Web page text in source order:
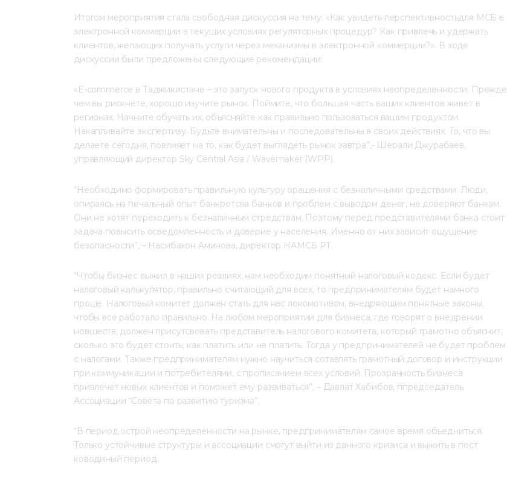
Итогом мероприятия стала свободная дискуссия на тему: «Как увидеть перспективностьдля МСБ в
электронной коммерции в текущих условиях регуляторных процедур? Как привлечь и удержать
клиентов, желающих получать услуги через механизмы в электронной коммерции?». В ходе
дискуссии были предложены следующие рекомендации:
«E-commerce в Таджикистане – это запуск нового продукта в условиях неопределенности. Прежде
чем вы рискнёте, хорошо изучите рынок. Поймите, что большая часть ваших клиентов живёт в
регионах. Начните обучать их, объясняйте как правильно пользоваться вашим продуктом.
Накапливайте экспертизу. Будьте внимательны и последовательны в своих действиях. То, что вы
делаете сегодня, повлияет на то, как будет выглядеть рынок завтра”,- Шерали Джурабаев,
управляющий директор Sky Central Asia / Wavemaker (WPP).
“Необходимо формировать правильную культуру оращения с безналичными средствами. Люди,
опираясь на печальный опыт банкротсва банков и проблем с выводом денег, не доверяют банкам.
Они не хотят переходить к безналичным стредствам. Поэтому перед представителями банка стоит
задача повысить осведомленность и доверие у населения. Именно от них зависит ощущение
безопасности”, – Насибахон Аминова, директор НАМСБ РТ.
“Чтобы бизнес выжил в наших реалиях, нам необходим понятный налоговый кодекс. Если будет
налоговый калькулятор, правильно считающий для всех, то предпринимателям будет намного
проще. Налоговый комитет должен стать для нас локомотивом, внедряющим понятные законы,
чтобы всё работало правильно. На любом мероприятии для бизнеса, где говорят о внедрении
новшеств, должен присутсвовать представитель налогового комитета, который грамотно объяснит,
сколько это будет стоить, как платить или не платить. Тогда у предпринимателей не будет проблем
с налогами. Также предпринимателям нужно научиться сотавлять грамотный договор и инструкции
при коммуникации и потребителями, с прописанием всех условий. Прозрачность бизнеса
привлечет новых клиентов и поможет ему развиваться”, – Давлат Хабибов, ппредседатель
Ассоциации “Совета по развитию туризма”.
“В период острой неопределенности на рынке, предпринимателям самое время объедниться.
Только устойчивые структуры и ассоциации смогут выйти из данного кризиса и выжить в пост
ководиный период.